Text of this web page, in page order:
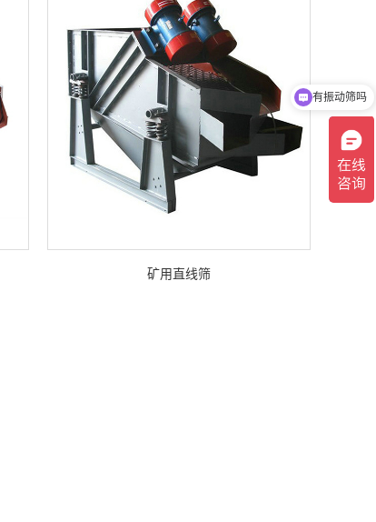
矿用直线筛
可以介绍下你们的产品么